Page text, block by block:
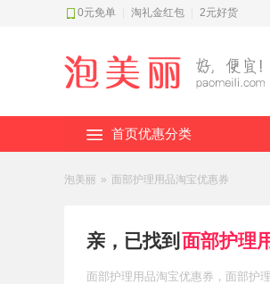
0元免单 淘礼金红包 2元好货
首页优惠分类
泡美丽 » 面部护理用品淘宝优惠券
亲，已找到 面部护理
面部护理用品淘宝优惠券 ，面部护